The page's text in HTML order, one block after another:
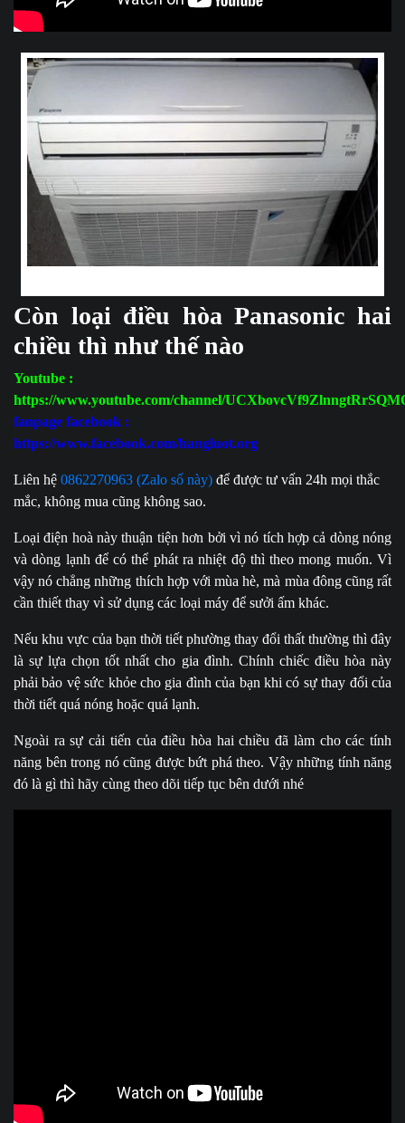
Còn loại điều hòa Panasonic hai
chiều thì như thế nào
Youtube :
https://www.youtube.com/channel/
fanpage facebook :
https://www.facebook.com/hangluot.org
Liên hệ 0862270963 (Zalo số này) để được tư vấn 24h mọi thắc
mắc, không mua cũng không sao.
Loại điện hoà này thuận tiện hơn bởi vì nó tích hợp cả dòng nóng
và dòng lạnh để có thể phát ra nhiệt độ thì theo mong muốn. Vì
vậy nó chẳng những thích hợp với mùa hè, mà mùa đông cũng rất
cần thiết thay vì sử dụng các loại máy để sưởi ấm khác.
Nếu khu vực của bạn thời tiết phường thay đổi thất thường thì đây
là sự lựa chọn tốt nhất cho gia đình. Chính chiếc điều hòa này
phải bảo vệ sức khỏe cho gia đình của bạn khi có sự thay đổi của
thời tiết quá nóng hoặc quá lạnh.
Ngoài ra sự cải tiến của điều hòa hai chiều đã làm cho các tính
năng bên trong nó cũng được bứt phá theo. Vậy những tính năng
đó là gì thì hãy cùng theo dõi tiếp tục bên dưới nhé